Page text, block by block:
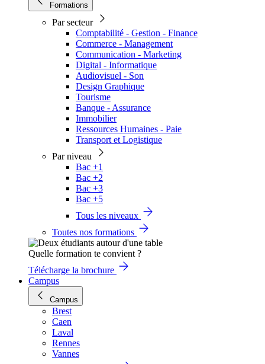
Formations
Par secteur
Comptabilité - Gestion - Finance
Commerce - Management
Communication - Marketing
Digital - Informatique
Audiovisuel - Son
Design Graphique
Tourisme
Banque - Assurance
Immobilier
Ressources Humaines - Paie
Transport et Logistique
Par niveau
Bac +1
Bac +2
Bac +3
Bac +5
Tous les niveaux
Toutes nos formations
Quelle formation te convient ?
Télécharge la brochure
Campus
Campus
Brest
Caen
Laval
Rennes
Vannes